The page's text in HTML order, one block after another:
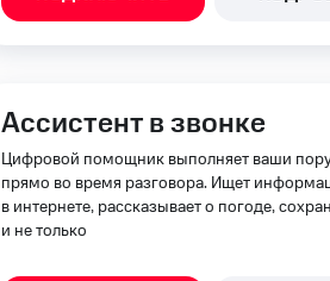
Ассистент в звонке
Цифровой помощник выполняет ваши
прямо во время разговора. Ищет
в интернете, рассказывает о погоде,
и не только